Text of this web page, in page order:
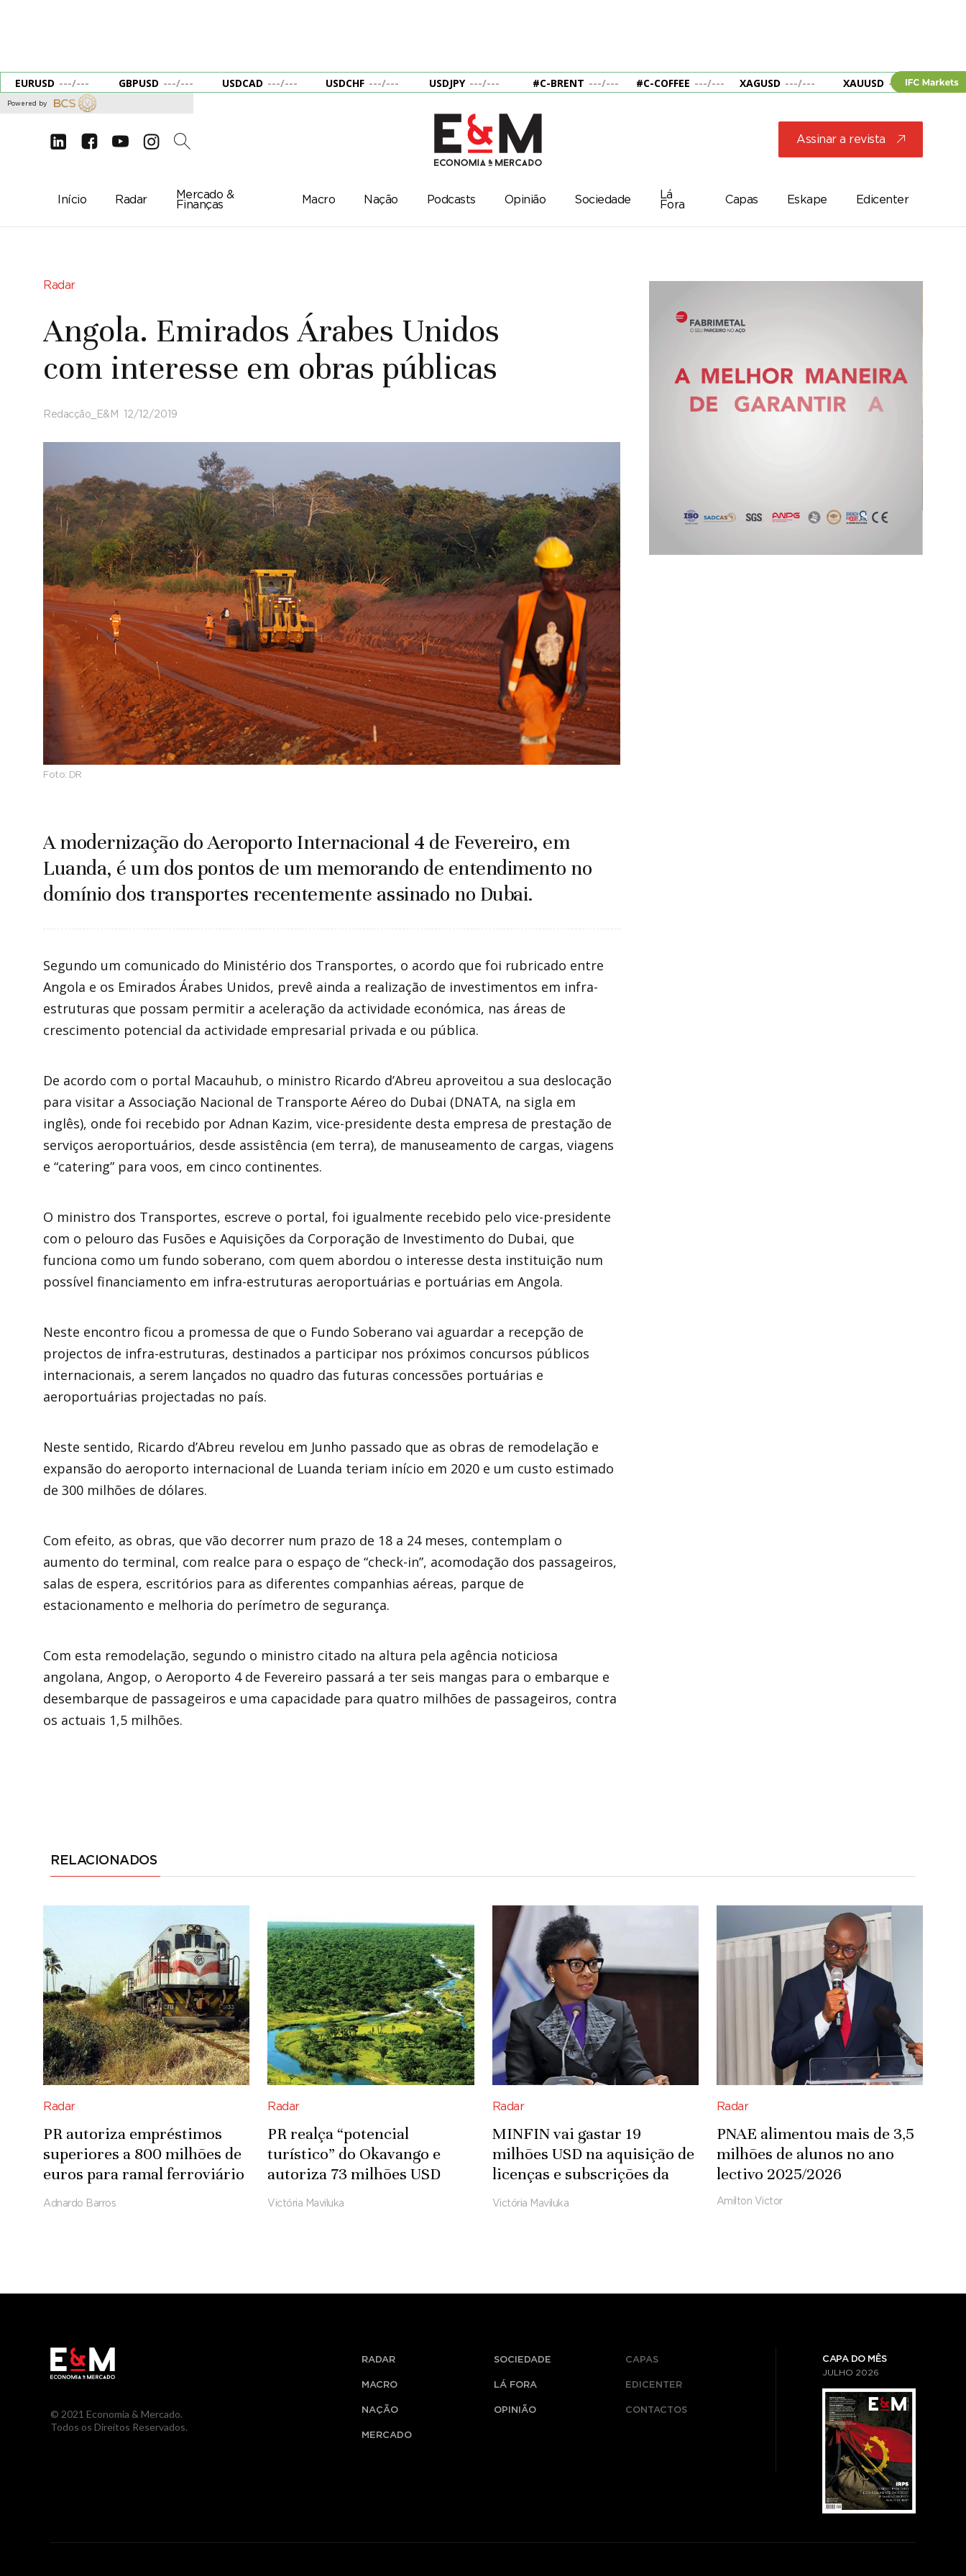
EURUSD ---/--- GBPUSD ---/--- USDCAD ---/--- USDCHF ---/--- USDJPY ---/--- #C-BRENT ---/--- #C-COFFEE ---/--- XAGUSD ---/--- XAUUSD --- ---
Powered by
d e g c 2 Assinar a revista j
Início Radar
Mercado &
Finanças
Macro Nação Podcasts Opinião Sociedade
Lá
Fora
Capas Eskape Edicenter
Radar
Angola. Emirados Árabes Unidos
com interesse em obras públicas
Redacção_E&M 12/12/2019
Foto: DR
A modernização do Aeroporto Internacional 4 de Fevereiro, em
Luanda, é um dos pontos de um memorando de entendimento no
domínio dos transportes recentemente assinado no Dubai.
Segundo um comunicado do Ministério dos Transportes, o acordo que foi rubricado entre
Angola e os Emirados Árabes Unidos, prevê ainda a realização de investimentos em infra-
estruturas que possam permitir a aceleração da actividade económica, nas áreas de
crescimento potencial da actividade empresarial privada e ou pública.
De acordo com o portal Macauhub, o ministro Ricardo d’Abreu aproveitou a sua deslocação
para visitar a Associação Nacional de Transporte Aéreo do Dubai (DNATA, na sigla em
inglês), onde foi recebido por Adnan Kazim, vice-presidente desta empresa de prestação de
serviços aeroportuários, desde assistência (em terra), de manuseamento de cargas, viagens
e “catering” para voos, em cinco continentes.
O ministro dos Transportes, escreve o portal, foi igualmente recebido pelo vice-presidente
com o pelouro das Fusões e Aquisições da Corporação de Investimento do Dubai, que
funciona como um fundo soberano, com quem abordou o interesse desta instituição num
possível financiamento em infra-estruturas aeroportuárias e portuárias em Angola.
Neste encontro ficou a promessa de que o Fundo Soberano vai aguardar a recepção de
projectos de infra-estruturas, destinados a participar nos próximos concursos públicos
internacionais, a serem lançados no quadro das futuras concessões portuárias e
aeroportuárias projectadas no país.
Neste sentido, Ricardo d’Abreu revelou em Junho passado que as obras de remodelação e
expansão do aeroporto internacional de Luanda teriam início em 2020 e um custo estimado
de 300 milhões de dólares.
Com efeito, as obras, que vão decorrer num prazo de 18 a 24 meses, contemplam o
aumento do terminal, com realce para o espaço de “check-in”, acomodação dos passageiros,
salas de espera, escritórios para as diferentes companhias aéreas, parque de
estacionamento e melhoria do perímetro de segurança.
Com esta remodelação, segundo o ministro citado na altura pela agência noticiosa
angolana, Angop, o Aeroporto 4 de Fevereiro passará a ter seis mangas para o embarque e
desembarque de passageiros e uma capacidade para quatro milhões de passageiros, contra
os actuais 1,5 milhões.
RELACIONADOS
Radar
PR autoriza empréstimos
superiores a 800 milhões de
euros para ramal ferroviário
Luena-Saurimo
Adnardo Barros
Radar
PR realça “potencial
turístico” do Okavango e
autoriza 73 milhões USD
para infra-estruturas
Victória Maviluka
Radar
MINFIN vai gastar 19
milhões USD na aquisição de
licenças e subscrições da
Microsoft
Victória Maviluka
Radar
PNAE alimentou mais de 3,5
milhões de alunos no ano
lectivo 2025/2026
Amilton Victor
© 2021 Economia & Mercado.
Todos os Direitos Reservados.
RADAR
MACRO
NAÇÃO
MERCADO
SOCIEDADE
LÁ FORA
OPINIÃO
CAPAS
EDICENTER
CONTACTOS
CAPA DO MÊS
JULHO 2026